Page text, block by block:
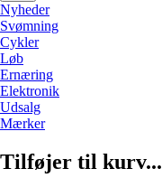
Nyheder
Svømning
Cykler
Løb
Ernæring
Elektronik
Udsalg
Mærker
Tilføjer til kurv...